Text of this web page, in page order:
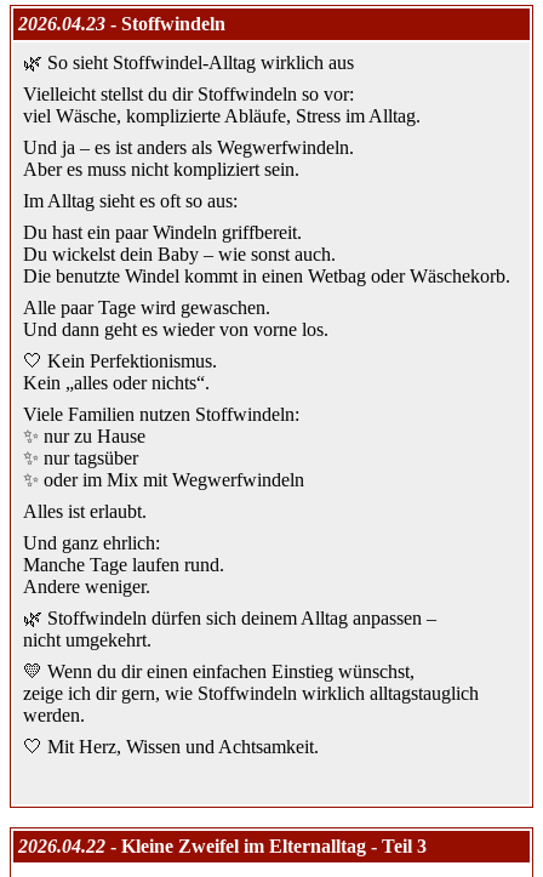
2026.04.23 - Stoffwindeln
🌿 So sieht Stoffwindel-Alltag wirklich aus
Vielleicht stellst du dir Stoffwindeln so vor:
viel Wäsche, komplizierte Abläufe, Stress im Alltag.
Und ja – es ist anders als Wegwerfwindeln.
Aber es muss nicht kompliziert sein.
Im Alltag sieht es oft so aus:
Du hast ein paar Windeln griffbereit.
Du wickelst dein Baby – wie sonst auch.
Die benutzte Windel kommt in einen Wetbag oder Wäschekorb.
Alle paar Tage wird gewaschen.
Und dann geht es wieder von vorne los.
🤍 Kein Perfektionismus.
Kein „alles oder nichts“.
Viele Familien nutzen Stoffwindeln:
✨ nur zu Hause
✨ nur tagsüber
✨ oder im Mix mit Wegwerfwindeln
Alles ist erlaubt.
Und ganz ehrlich:
Manche Tage laufen rund.
Andere weniger.
🌿 Stoffwindeln dürfen sich deinem Alltag anpassen –
nicht umgekehrt.
💛 Wenn du dir einen einfachen Einstieg wünschst,
zeige ich dir gern, wie Stoffwindeln wirklich alltagstauglich
werden.
🤍 Mit Herz, Wissen und Achtsamkeit.
2026.04.22 - Kleine Zweifel im Elternalltag - Teil 3